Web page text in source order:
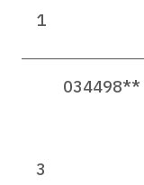
1
034498**
3